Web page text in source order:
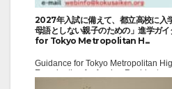
2027年入試に備えて、都立高校に入
母語としない親子のための」進学ガ
for Tokyo Metropolitan H...
Guidance for Tokyo Metropolitan
Examination for foreign Residents